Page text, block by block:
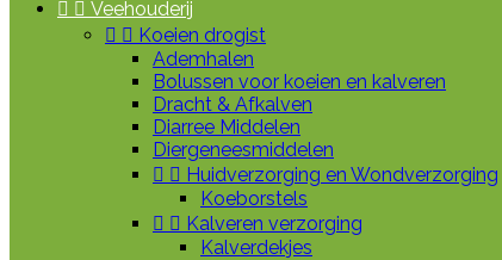
  Veehouderij
  Koeien drogist
Ademhalen
Bolussen voor koeien en kalveren
Dracht & Afkalven
Diarree Middelen
Diergeneesmiddelen
  Huidverzorging en Wondverzorging
Koeborstels
  Kalveren verzorging
Kalverdekjes